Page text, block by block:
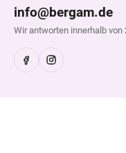
info@bergam.de
Wir antworten innerhalb von